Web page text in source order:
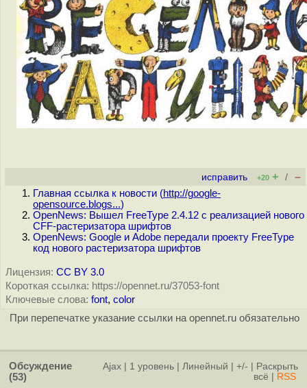
исправить +20 + / –
Главная ссылка к новости (http://google-
opensource.blogs...)
OpenNews: Вышел FreeType 2.4.12 с реализацией нового
CFF-растеризатора шрифтов
OpenNews: Google и Adobe передали проекту FreeType
код нового растеризатора шрифтов
Лицензия: CC BY 3.0
Короткая ссылка: https://opennet.ru/37053-font
Ключевые слова: font, color
При перепечатке указание ссылки на opennet.ru обязательно
Обсуждение
(53)
Ajax 1 уровень Линейный +/-
Раскрыть
всё
RSS